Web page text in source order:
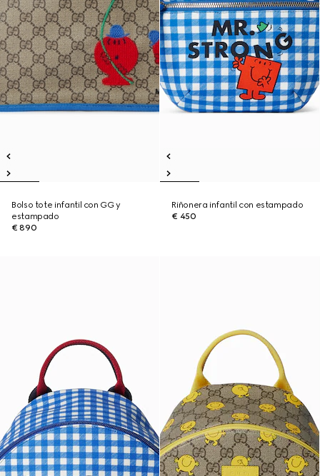
Bolso tote infantil con GG y
estampado
€ 890
Riñonera infantil con estampado
€ 450